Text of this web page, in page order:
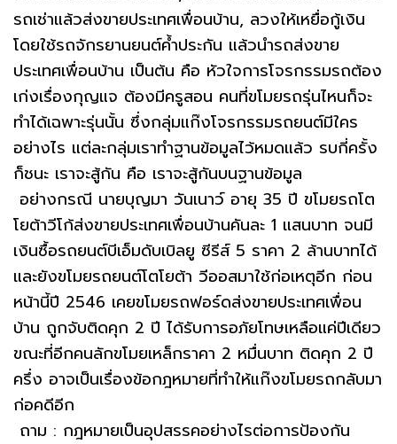
รถเช่าแล้วส่งขายประเทศเพื่อนบ้าน, ลวงให้เหยื่อกู้เงิน
โดยใช้รถจักรยานยนต์ค้ำประกัน แล้วนำรถส่งขาย
ประเทศเพื่อนบ้าน เป็นต้น คือ หัวใจการโจรกรรมรถต้อง
เก่งเรื่องกุญแจ ต้องมีครูสอน คนที่ขโมยรถรุ่นไหนก็จะ
ทำได้เฉพาะรุ่นนั้น ซึ่งกลุ่มแก๊งโจรกรรมรถยนต์มีใคร
อย่างไร แต่ละกลุ่มเราทำฐานข้อมูลไว้หมดแล้ว รบกี่ครั้ง
ก็ชนะ เราจะสู้กัน คือ เราจะสู้กันบนฐานข้อมูล
อย่างกรณี นายบุญมา วันเนาว์ อายุ 35 ปี ขโมยรถโต
โยต้าวีโก้ส่งขายประเทศเพื่อนบ้านคันละ 1 แสนบาท จนมี
เงินซื้อรถยนต์บีเอ็มดับเบิลยู ซีรีส์ 5 ราคา 2 ล้านบาทได้
และยังขโมยรถยนต์โตโยต้า วีออสมาใช้ก่อเหตุอีก ก่อน
หน้านี้ปี 2546 เคยขโมยรถฟอร์ดส่งขายประเทศเพื่อน
บ้าน ถูกจับติดคุก 2 ปี ได้รับการอภัยโทษเหลือแค่ปีเดียว
ขณะที่อีกคนลักขโมยเหล็กราคา 2 หมื่นบาท ติดคุก 2 ปี
ครึ่ง อาจเป็นเรื่องข้อกฎหมายที่ทำให้แก๊งขโมยรถกลับมา
ก่อคดีอีก
ถาม : กฎหมายเป็นอุปสรรคอย่างไรต่อการป้องกัน